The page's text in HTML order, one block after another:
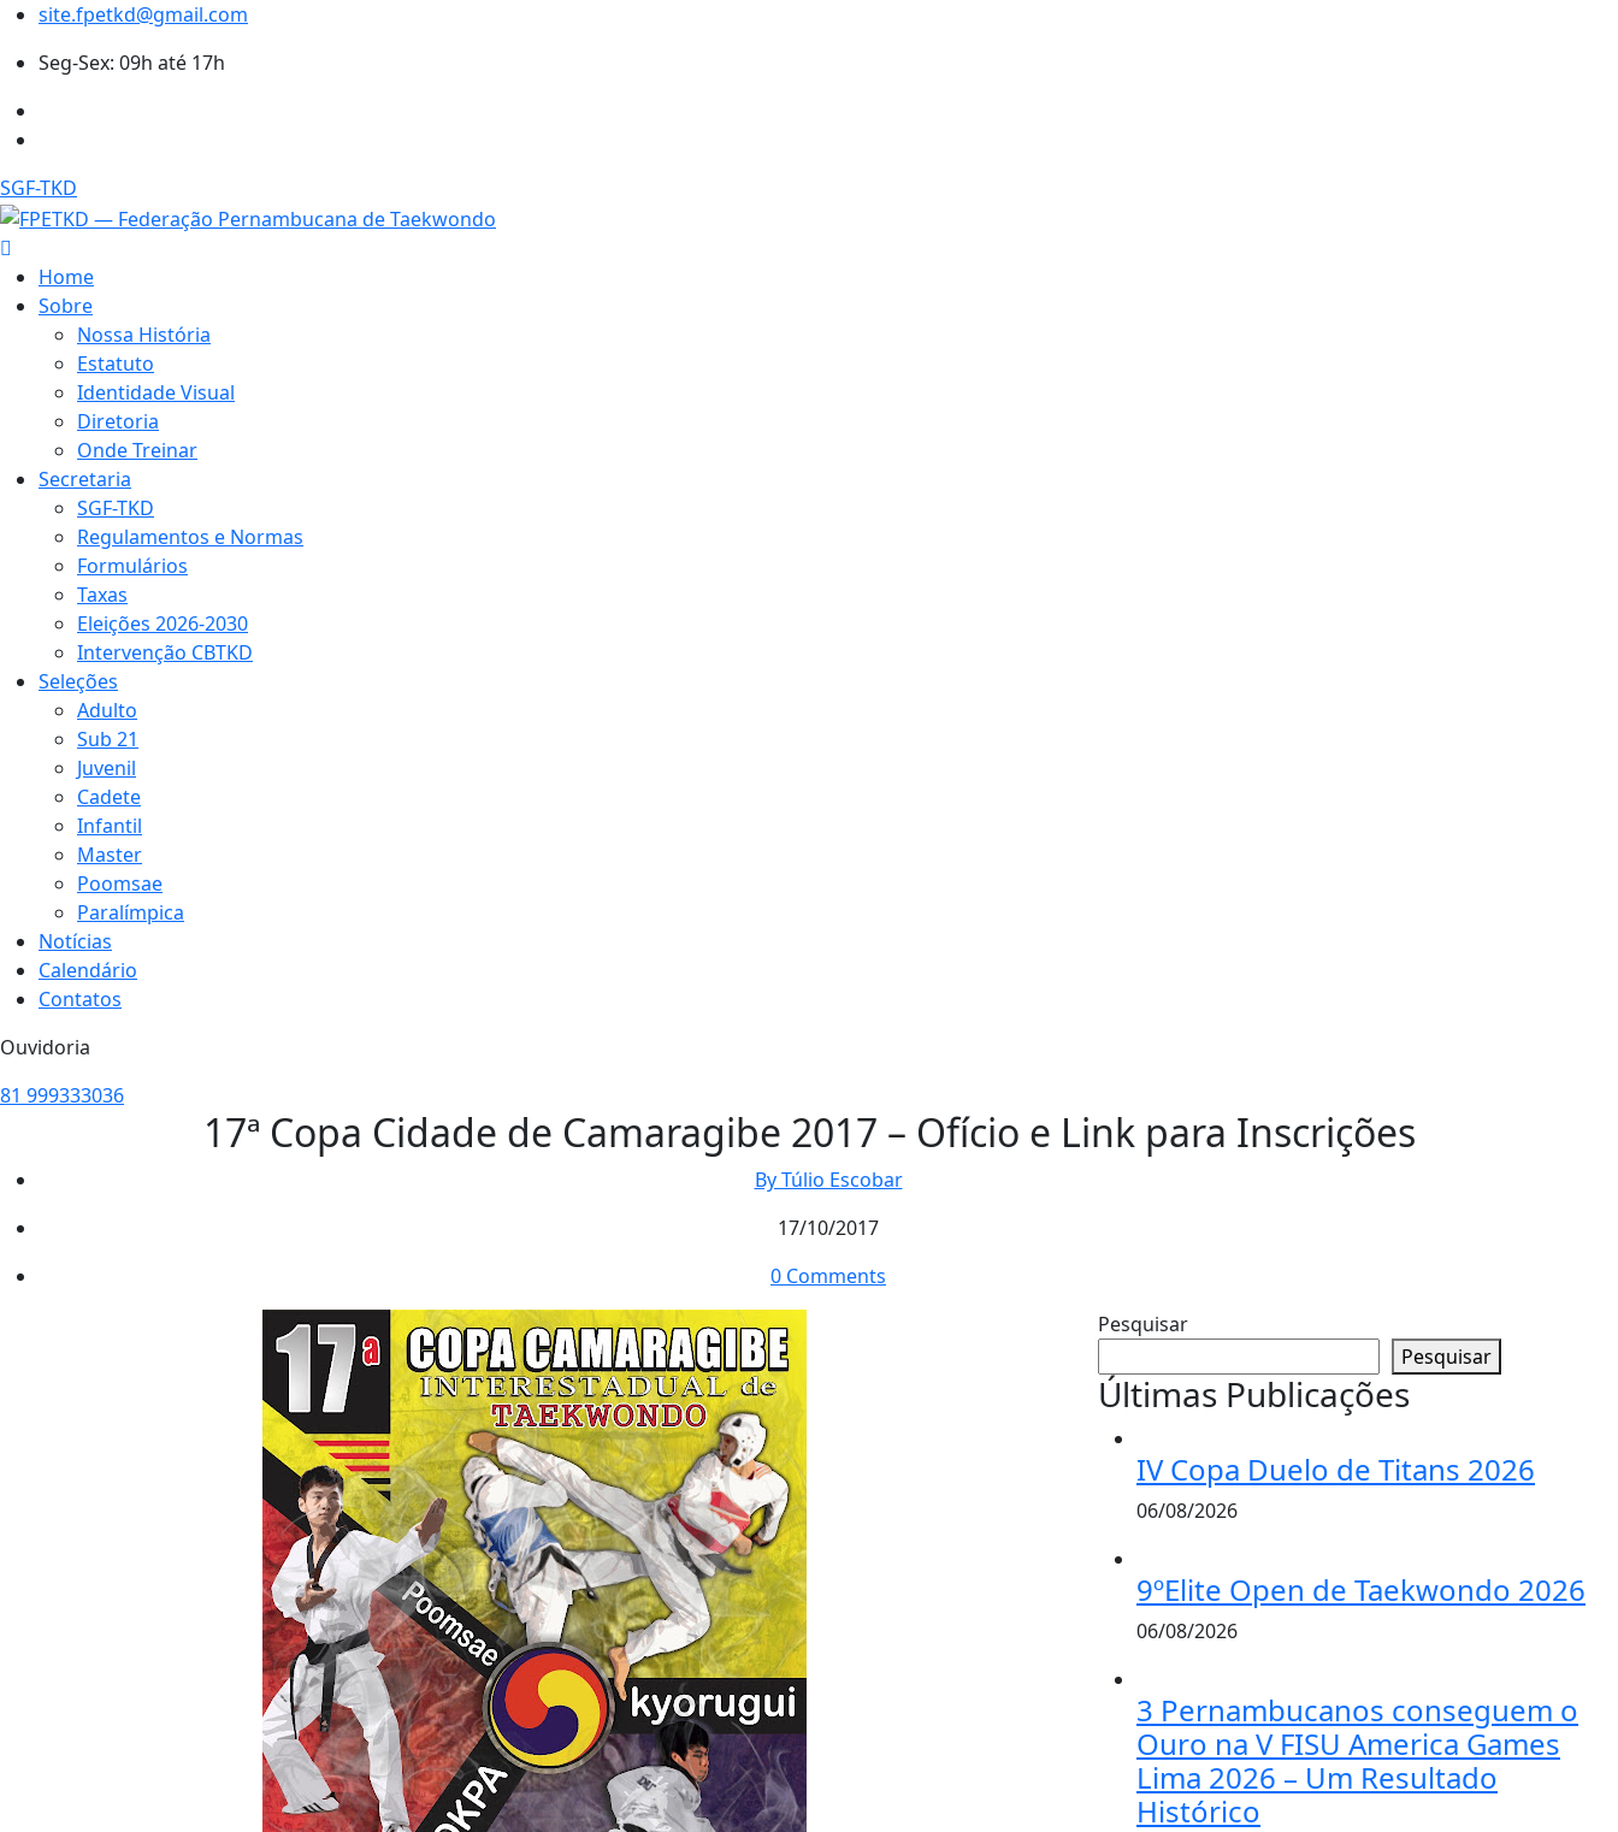
site.fpetkd@gmail.com
Seg-Sex: 09h até 17h
SGF-TKD
Home
Sobre
Nossa História
Estatuto
Identidade Visual
Diretoria
Onde Treinar
Secretaria
SGF-TKD
Regulamentos e Normas
Formulários
Taxas
Eleições 2026-2030
Intervenção CBTKD
Seleções
Adulto
Sub 21
Juvenil
Cadete
Infantil
Master
Poomsae
Paralímpica
Notícias
Calendário
Contatos
Ouvidoria
81 999333036
17ª Copa Cidade de Camaragibe 2017 – Ofício e Link para Inscrições
By Túlio Escobar
17/10/2017
0 Comments
Pesquisar
Pesquisar
Últimas Publicações
IV Copa Duelo de Titans 2026
06/08/2026
9ºElite Open de Taekwondo 2026
06/08/2026
3 Pernambucanos conseguem o
Ouro na V FISU America Games
Lima 2026 – Um Resultado
Histórico